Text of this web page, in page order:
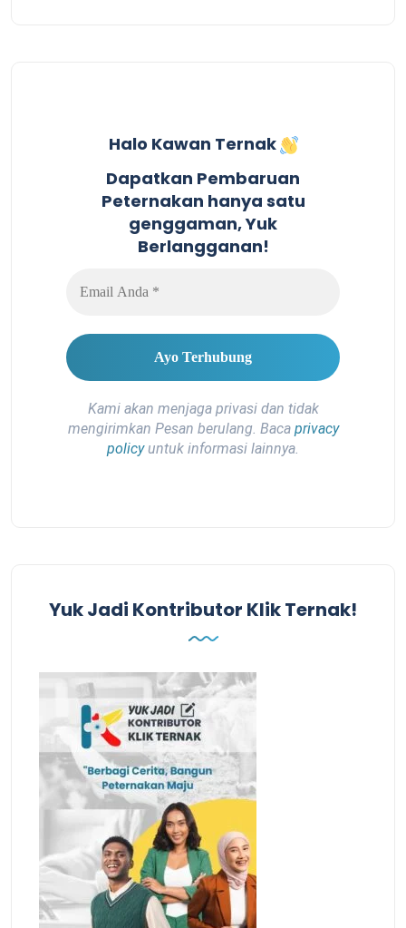
Halo Kawan Ternak
Dapatkan Pembaruan
Peternakan hanya satu
genggaman, Yuk
Berlangganan!
Kami akan menjaga privasi dan tidak
mengirimkan Pesan berulang. Baca privacy
policyuntuk informasi lainnya.
Yuk Jadi Kontributor Klik Ternak!